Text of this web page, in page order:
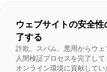
ウェブサイトの安全
了する
詐欺、スパム、悪用からウ
人間検証プロセスを完了し
オンライン環境に貢献してい